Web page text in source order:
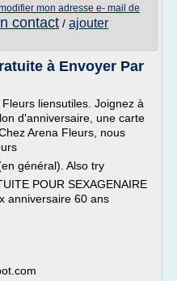
mon adresse e- mail de
contact / ajouter
à Envoyer Par
liensutiles. Joignez à
d'anniversaire, une carte
Arena Fleurs, nous
général). Also try
POUR SEXAGENAIRE
anniversaire 60 ans